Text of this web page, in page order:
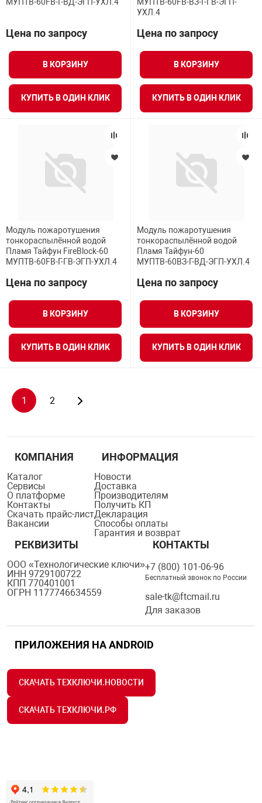
Цена по запросу
В КОРЗИНУ
КУПИТЬ В ОДИН КЛИК
УХЛ.4
Цена по запросу
В КОРЗИНУ
КУПИТЬ В ОДИН КЛИК
Модуль пожаротушения
тонкораспылённой водой
Пламя Тайфун FireBlock-60
МУПТВ-60FB-Г-ГВ-ЭГП-УХЛ.4
Цена по запросу
В КОРЗИНУ
КУПИТЬ В ОДИН КЛИК
Модуль пожаротушения
тонкораспылённой водой
Пламя Тайфун-60
МУПТВ-60ВЗ-Г-ВД-ЭГП-УХЛ.4
Цена по запросу
В КОРЗИНУ
КУПИТЬ В ОДИН КЛИК
1 2
КОМПАНИЯ
Каталог
Сервисы
О платформе
Контакты
Скачать прайс-лист
Вакансии
ИНФОРМАЦИЯ
Новости
Доставка
Производителям
Получить КП
Декларация
Способы оплаты
Гарантия и возврат
РЕКВИЗИТЫ
ООО «Технологические ключи»
ИНН 9729100722
КПП 770401001
ОГРН 1177746634559
КОНТАКТЫ
+7 (800) 101-06-96
Бесплатный звонок по России
sale-tk@ftcmail.ru
Для заказов
ПРИЛОЖЕНИЯ НА ANDROID
СКАЧАТЬ ТЕХКЛЮЧИ.НОВОСТИ
СКАЧАТЬ ТЕХКЛЮЧИ.РФ